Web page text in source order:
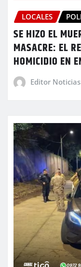
LOCALES
SE HIZO EL
MASACRE: EL
HOMICIDIO EN
Editor Noticias